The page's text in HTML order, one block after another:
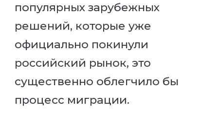
популярных зарубежных
решений, которые уже
официально покинули
российский рынок, это
существенно облегчило бы
процесс миграции.